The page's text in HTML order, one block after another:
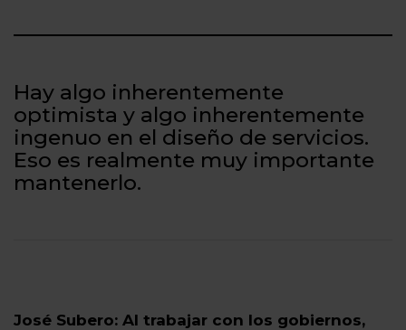
Hay algo inherentemente
optimista y algo inherentemente
ingenuo en el diseño de servicios.
Eso es realmente muy importante
mantenerlo.
José Subero: Al trabajar con los gobiernos,